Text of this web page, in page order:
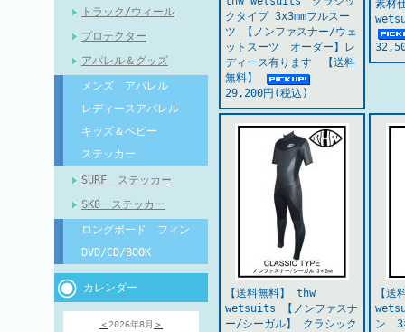
トラック/ウィール
プロテクター
アパレル＆グッズ
メンズ アパレル
レディースアパレル
キッズ＆ベビー
ステッカー
SURF ステッカー
SK8 ステッカー
ロングボード フィン
DVD/CD/BOOK
カレンダー
＜2026年8月 ＞
クタイプ 3x3mmフルスー
ツ 【ノンファスナー/ウェ
ットスーツ オーダー】レ
ディース有ります 【送料
無料】
29,200円(税込)
素材
【送料無料】 thw
wetsuits 【ノンファスナ
ー/シーガル】 クラシック
【
ン